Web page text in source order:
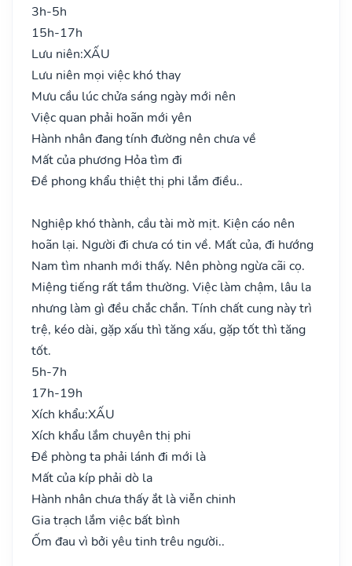
3h-5h
15h-17h
Lưu niên:XẤU
Lưu niên mọi việc khó thay
Mưu cầu lúc chửa sáng ngày mới nên
Việc quan phải hoãn mới yên
Hành nhân đang tính đường nên chưa về
Mất của phương Hỏa tìm đi
Đề phong khẩu thiệt thị phi lắm điều..
Nghiệp khó thành, cầu tài mờ mịt. Kiện cáo nên
hoãn lại. Người đi chưa có tin về. Mất của, đi hướng
Nam tìm nhanh mới thấy. Nên phòng ngừa cãi cọ.
Miệng tiếng rất tầm thường. Việc làm chậm, lâu la
nhưng làm gì đều chắc chắn. Tính chất cung này trì
trệ, kéo dài, gặp xấu thì tăng xấu, gặp tốt thì tăng
tốt.
5h-7h
17h-19h
Xích khẩu:XẤU
Xích khẩu lắm chuyên thị phi
Đề phòng ta phải lánh đi mới là
Mất của kíp phải dò la
Hành nhân chưa thấy ắt là viễn chinh
Gia trạch lắm việc bất bình
Ốm đau vì bởi yêu tinh trêu người..